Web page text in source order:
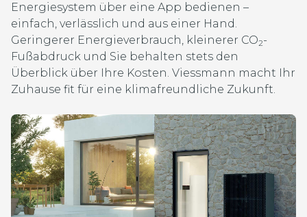
Energiesystem über eine App bedienen –
einfach, verlässlich und aus einer Hand.
Geringerer Energieverbrauch, kleinerer CO2-
Fußabdruck und Sie behalten stets den
Überblick über Ihre Kosten. Viessmann macht Ihr
Zuhause fit für eine klimafreundliche Zukunft.